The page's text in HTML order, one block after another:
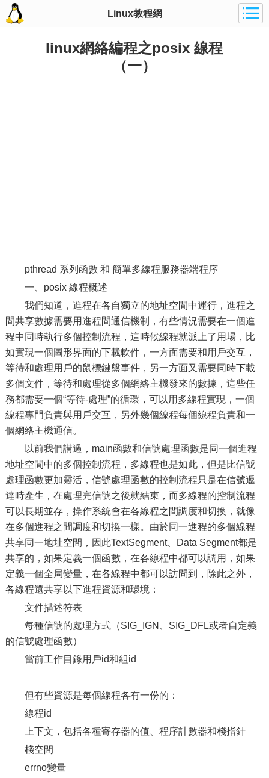
Linux教程網
linux網絡編程之posix 線程
（一）
pthread 系列函數 和 簡單多線程服務器端程序
一、posix 線程概述
我們知道，進程在各自獨立的地址空間中運行，進程之
間共享數據需要用進程間通信機制，有些情況需要在一個進
程中同時執行多個控制流程，這時候線程就派上了用場，比
如實現一個圖形界面的下載軟件，一方面需要和用戶交互，
等待和處理用戶的鼠標鍵盤事件，另一方面又需要同時下載
多個文件，等待和處理從多個網絡主機發來的數據，這些任
務都需要一個“等待-處理”的循環，可以用多線程實現，一個
線程專門負責與用戶交互，另外幾個線程每個線程負責和一
個網絡主機通信。
以前我們講過，main函數和信號處理函數是同一個進程
地址空間中的多個控制流程，多線程也是如此，但是比信號
處理函數更加靈活，信號處理函數的控制流程只是在信號遞
達時產生，在處理完信號之後就結束，而多線程的控制流程
可以長期並存，操作系統會在各線程之間調度和切換，就像
在多個進程之間調度和切換一樣。由於同一進程的多個線程
共享同一地址空間，因此TextSegment、Data Segment都是
共享的，如果定義一個函數，在各線程中都可以調用，如果
定義一個全局變量，在各線程中都可以訪問到，除此之外，
各線程還共享以下進程資源和環境：
文件描述符表
每種信號的處理方式（SIG_IGN、SIG_DFL或者自定義
的信號處理函數）
當前工作目錄用戶id和組id
但有些資源是每個線程各有一份的：
線程id
上下文，包括各種寄存器的值、程序計數器和棧指針
棧空間
errno變量